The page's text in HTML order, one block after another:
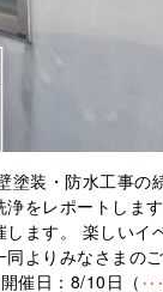
塗装・防水工事の
をレポートしま
ます。 楽しいイ
同よりみなさまの
催日：8/10日（ ･･